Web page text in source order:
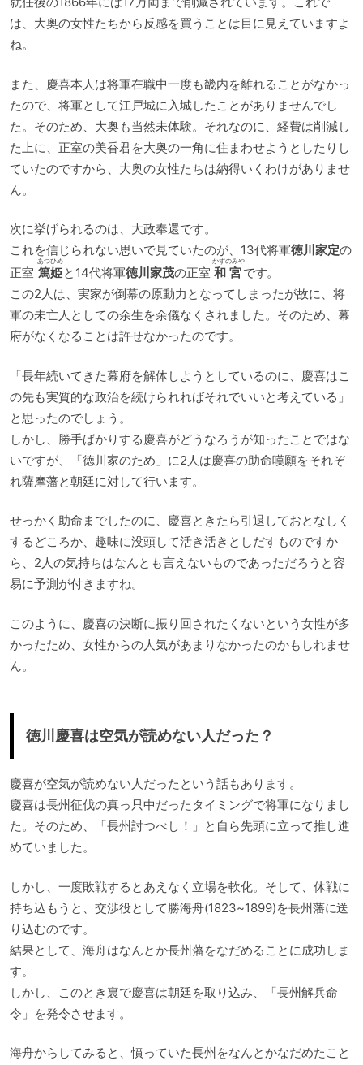
は、大奥の女性たちから反感を買うことは目に見えていますよ
ね。
また、慶喜本人は将軍在職中一度も畿内を離れることがなかっ
たので、将軍として江戸城に入城したことがありませんでし
た。そのため、大奥も当然未体験。それなのに、経費は削減し
た上に、正室の美香君を大奥の一角に住まわせようとしたりし
ていたのですから、大奥の女性たちは納得いくわけがありませ
ん。
次に挙げられるのは、大政奉還です。
これを信じられない思いで見ていたのが、13代将軍徳川家定の
正室 篤姫
あつひめ
と14代将軍徳川家茂の正室 和宮
かずのみや
です。
この2人は、実家が倒幕の原動力となってしまったが故に、将
軍の未亡人としての余生を余儀なくされました。そのため、幕
府がなくなることは許せなかったのです。
「長年続いてきた幕府を解体しようとしているのに、慶喜はこ
の先も実質的な政治を続けられればそれでいいと考えている」
と思ったのでしょう。
しかし、勝手ばかりする慶喜がどうなろうが知ったことではな
いですが、「徳川家のため」に2人は慶喜の助命嘆願をそれぞ
れ薩摩藩と朝廷に対して行います。
せっかく助命までしたのに、慶喜ときたら引退しておとなしく
するどころか、趣味に没頭して活き活きとしだすものですか
ら、2人の気持ちはなんとも言えないものであっただろうと容
易に予測が付きますね。
このように、慶喜の決断に振り回されたくないという女性が多
かったため、女性からの人気があまりなかったのかもしれませ
ん。
徳川慶喜は空気が読めない人だった？
慶喜が空気が読めない人だったという話もあります。
慶喜は長州征伐の真っ只中だったタイミングで将軍になりまし
た。そのため、「長州討つべし！」と自ら先頭に立って推し進
めていました。
しかし、一度敗戦するとあえなく立場を軟化。そして、休戦に
持ち込もうと、交渉役として勝海舟(1823~1899)を長州藩に送
り込むのです。
結果として、海舟はなんとか長州藩をなだめることに成功しま
す。
しかし、このとき裏で慶喜は朝廷を取り込み、「長州解兵命
令」を発令させます。
海舟からしてみると、憤っていた長州をなんとかなだめたこと